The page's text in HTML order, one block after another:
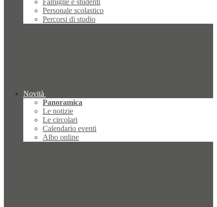
Famiglie e studenti
Personale scolastico
Percorsi di studio
Novità
Panoramica
Le notizie
Le circolari
Calendario eventi
Albo online